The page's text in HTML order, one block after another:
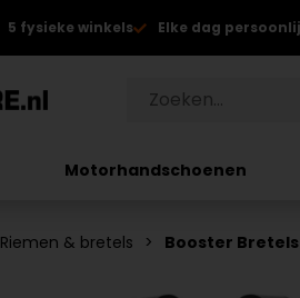
5 fysieke winkels Elke dag
Motorhandschoenen
Riemen & bretels Booster Bretels